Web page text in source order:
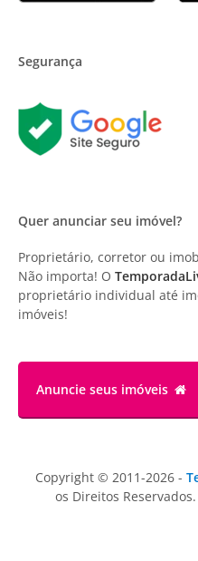
Segurança
Quer anunciar seu imóvel?
Proprietário, corretor ou
Não importa! O
proprietário individual até
imóveis!
Anuncie seus imóveis
Copyright © 2011-2026 -
os Direitos